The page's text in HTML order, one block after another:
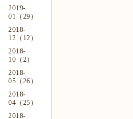
2019-
01（29）
2018-
12（12）
2018-
10（2）
2018-
05（26）
2018-
04（25）
2018-